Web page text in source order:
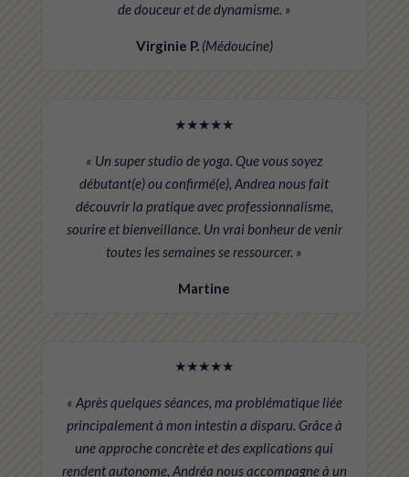
de douceur et de dynamisme. »
Virginie P. (Médoucine)
★★★★★
« Un super studio de yoga. Que vous soyez
débutant(e) ou confirmé(e), Andrea nous fait
découvrir la pratique avec professionnalisme,
sourire et bienveillance. Un vrai bonheur de venir
toutes les semaines se ressourcer. »
Martine
★★★★★
« Après quelques séances, ma problématique liée
principalement à mon intestin a disparu. Grâce à
une approche concrète et des explications qui
rendent autonome, Andréa nous accompagne à un